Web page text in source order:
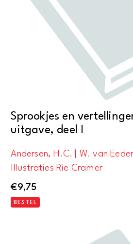
Sprookjes en
uitgave, deel I
Andersen, H.C. | W. van
Illustraties Rie Cramer
€9,75
BESTEL